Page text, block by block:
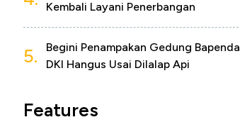
Kembali Layani Penerbangan
5.
Begini Penampakan Gedung Bapenda
DKI Hangus Usai Dilalap Api
Features